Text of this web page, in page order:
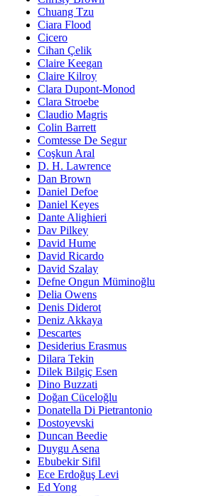
Chuang Tzu
Ciara Flood
Cicero
Cihan Çelik
Claire Keegan
Claire Kilroy
Clara Dupont-Monod
Clara Stroebe
Claudio Magris
Colin Barrett
Comtesse De Segur
Coşkun Aral
D. H. Lawrence
Dan Brown
Daniel Defoe
Daniel Keyes
Dante Alighieri
Dav Pilkey
David Hume
David Ricardo
David Szalay
Defne Ongun Müminoğlu
Delia Owens
Denis Diderot
Deniz Akkaya
Descartes
Desiderius Erasmus
Dilara Tekin
Dilek Bilgiç Esen
Dino Buzzati
Doğan Cüceloğlu
Donatella Di Pietrantonio
Dostoyevski
Duncan Beedie
Duygu Asena
Ebubekir Sifil
Ece Erdoğuş Levi
Ed Yong